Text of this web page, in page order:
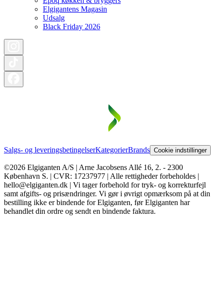
Elgigantens Magasin
Udsalg
Black Friday 2026
Salgs- og leveringsbetingelserKategorierBrands Cookie indstillinger
©2026 Elgiganten A/S | Arne Jacobsens Allé 16, 2. - 2300
København S. | CVR: 17237977 | Alle rettigheder forbeholdes |
hello@elgiganten.dk | Vi tager forbehold for tryk- og korrekturfejl
samt afgifts- og prisændringer. Vi gør i øvrigt opmærksom på at din
bestilling ikke er bindende for Elgiganten, før Elgiganten har
behandlet din ordre og sendt en bindende faktura.